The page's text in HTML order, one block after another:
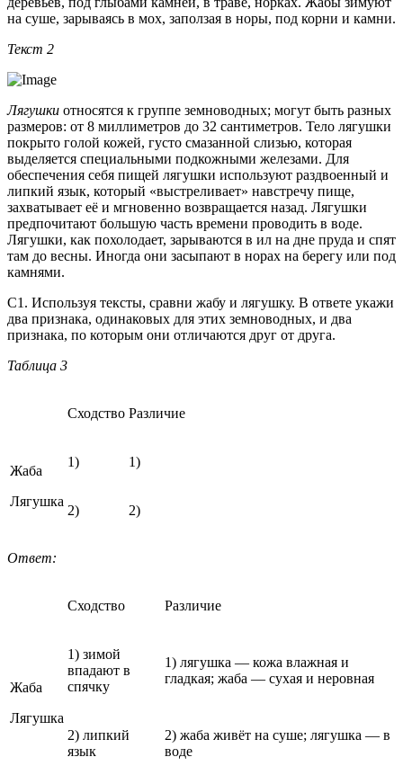
на суше, зарываясь в мох, заползая в норы, под корни и камни.
Текст 2
Лягушки относятся к группе земноводных; могут быть разных
размеров: от 8 миллиметров до 32 сантиметров. Тело лягушки
покрыто голой кожей, густо смазанной слизью, которая
выделяется специальными подкожными железами. Для
обеспечения себя пищей лягушки используют раздвоенный и
липкий язык, который «выстреливает» навстречу пище,
захватывает её и мгновенно возвращается назад. Лягушки
предпочитают большую часть времени проводить в воде.
Лягушки, как похолодает, зарываются в ил на дне пруда и спят
там до весны. Иногда они засыпают в норах на берегу или под
камнями.
С1. Используя тексты, сравни жабу и лягушку. В ответе укажи
два признака, одинаковых для этих земноводных, и два
признака, по которым они отличаются друг от друга.
Таблица 3
Сходство Различие
Жаба
Лягушка
1) 1)
2) 2)
Ответ:
Сходство Различие
Жаба
Лягушка
1) зимой
впадают в
спячку
1) лягушка — кожа влажная и
гладкая; жаба — сухая и неровная
2) липкий
язык
2) жаба живёт на суше; лягушка — в
воде